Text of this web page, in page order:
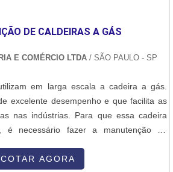
de equipamentos; Soldagem por
30 anos anos no mercado, a DPS é
de alta qualidade, ela atua com locação
na capacitação de colaboradores, com
garantindo que cada atendimento possa
cada contratante. DETALHES SOBRE O
Então, entre em contato agora
comerciais da DPS Serviços e
DE CALDEIRAS A GÁS
E COMÉRCIO LTDA / SÃO PAULO - SP
em larga escala a cadeira a gás.
excelente desempenho e que facilita as
nas indústrias. Para que essa cadeira
é necessário fazer a manutenção de
tipo de produto funciona da seguinte
COTAR AGORA